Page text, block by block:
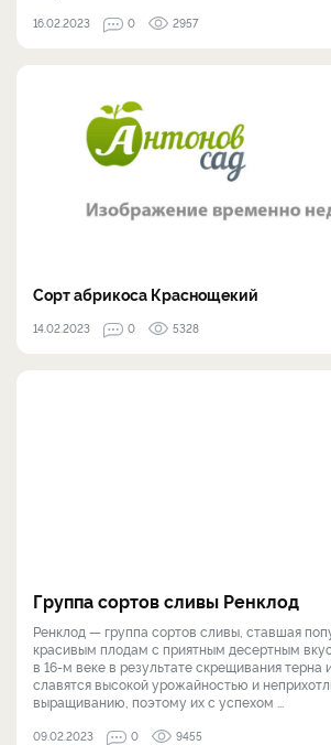
16.02.2023 0 2957
Сорт абрикоса Краснощекий
14.02.2023 0 5328
Группа сортов сливы Ренклод
Ренклод — группа сортов сливы, ставшая
красивым плодам с приятным десертным
в 16-м веке в результате скрещивания терна
славятся высокой урожайностью и
выращиванию, поэтому их с успехом ...
09.02.2023 0 9455